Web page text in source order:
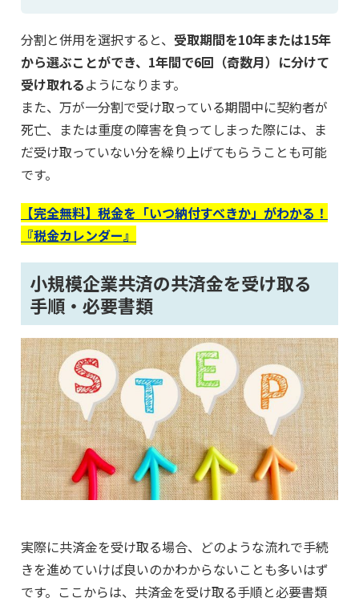
分割と併用を選択すると、 受取期間を10年または15年
から選ぶことができ、1年間で6回（奇数月）に分けて
受け取れるようになります。
また、万が一分割で受け取っている期間中に契約者が
死亡、または重度の障害を負ってしまった際には、ま
だ受け取っていない分を繰り上げてもらうことも可能
です。
【完全無料】税金を「いつ納付すべきか」がわかる！
『税金カレンダー』
小規模企業共済の共済金を受け取る
手順・必要書類
実際に共済金を受け取る場合、どのような流れで手続
きを進めていけば良いのかわからないことも多いはず
です。ここからは、共済金を受け取る手順と必要書類